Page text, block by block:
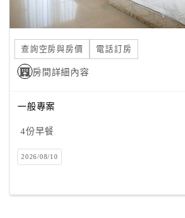
服
紅
利
查
訂
房
Q&A
查詢空房與房價 電話訂房
房間詳細內容
一般專案
4份早餐
2026/08/10